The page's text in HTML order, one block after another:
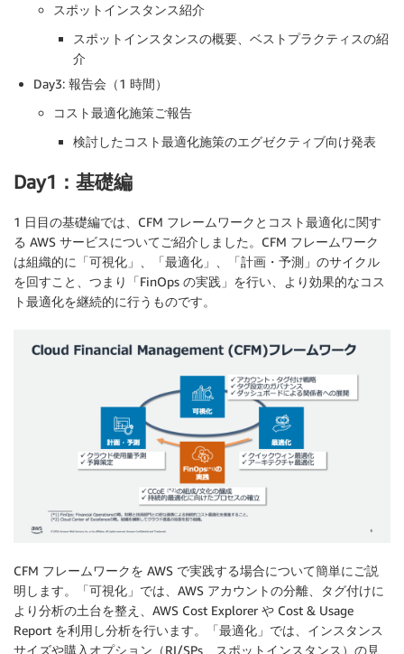
スポットインスタンス紹介
スポットインスタンスの概要、ベストプラクティスの紹
介
Day3: 報告会（1 時間）
コスト最適化施策ご報告
検討したコスト最適化施策のエグゼクティブ向け発表
Day1：基礎編
1 日目の基礎編では、CFM フレームワークとコスト最適化に関す
る AWS サービスについてご紹介しました。CFM フレームワーク
は組織的に「可視化」、「最適化」、「計画・予測」のサイクル
を回すこと、つまり「FinOps の実践」を行い、より効果的なコス
ト最適化を継続的に行うものです。
CFM フレームワークを AWS で実践する場合について簡単にご説
明します。「可視化」では、AWS アカウントの分離、タグ付けに
より分析の土台を整え、AWS Cost Explorer や Cost & Usage
Report を利用し分析を行います。「最適化」では、インスタンス
サイズや購入オプション（RI/SPs、スポットインスタンス）の見